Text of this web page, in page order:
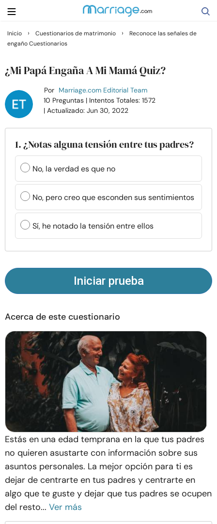
Buscar
Relaciones
Familia
Ayuda
Cursos
Recursos
Comunidad
Encuentra un terapeuta
Sobre nosotros Contáctanos Escríbenos
Publicidad con
nosotros
© Copyright 2026. Todos los derechos reservados.
Inicio › Cuestionarios de matrimonio ›
Reconoce las señales de
engaño Cuestionarios
¿Mi Papá Engaña A Mi Mamá Quiz?
Por Marriage.com Editorial Team
10 Preguntas | Intentos Totales: 1572
| Actualizado: Jun 30, 2022
1. ¿Notas alguna tensión entre tus padres?
No, la verdad es que no
No, pero creo que esconden sus sentimientos
Sí, he notado la tensión entre ellos
Iniciar prueba
Acerca de este cuestionario
Estás en una edad temprana en la que tus padres
no quieren asustarte con información sobre sus
asuntos personales. La mejor opción para ti es
dejar de centrarte en tus padres y centrarte en
algo que te guste y dejar que tus padres se ocupen
del resto... Ver más